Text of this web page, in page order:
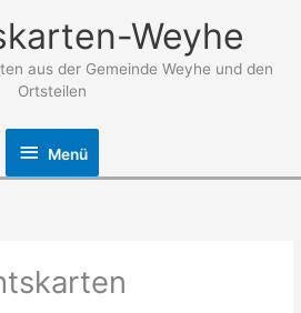
Weyhe
aus der Gemeinde Weyhe und den
Ortsteilen
Menü
Menü